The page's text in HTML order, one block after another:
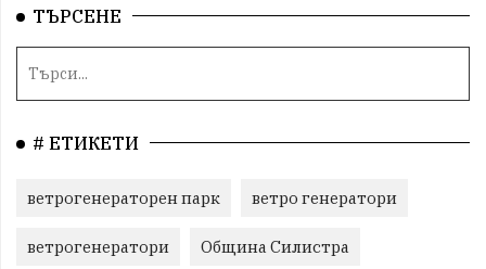
ТЪРСЕНЕ
# ЕТИКЕТИ
ветрогенераторен парк ветро генератори
ветрогенератори Община Силистра